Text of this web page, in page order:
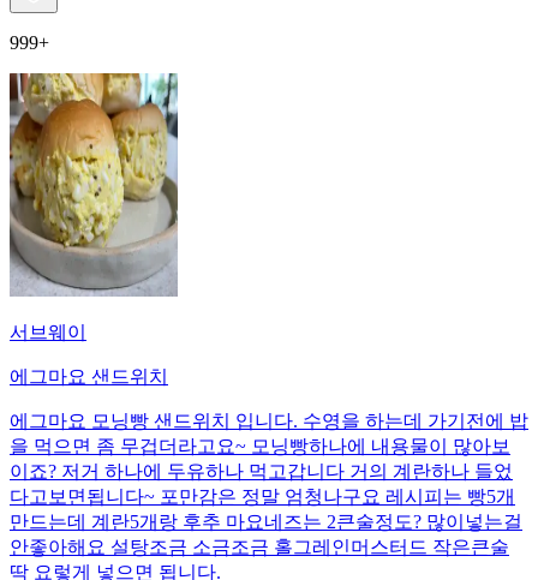
999+
서브웨이
에그마요 샌드위치
에그마요 모닝빵 샌드위치 입니다. 수영을 하는데 가기전에 밥
을 먹으면 좀 무겁더라고요~ 모닝빵하나에 내용물이 많아보
이죠? 저거 하나에 두유하나 먹고갑니다 거의 계란하나 들었
다고보면됩니다~ 포만감은 정말 엄청나구요 레시피는 빵5개
만드는데 계란5개랑 후추 마요네즈는 2큰술정도? 많이넣는걸
안좋아해요 설탕조금 소금조금 홀그레인머스터드 작은큰술
딱 요렇게 넣으면 됩니다.